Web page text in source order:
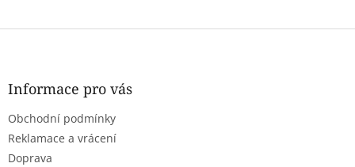
Z
Informace pro vás
Obchodní podmínky
Reklamace a vrácení
Doprava